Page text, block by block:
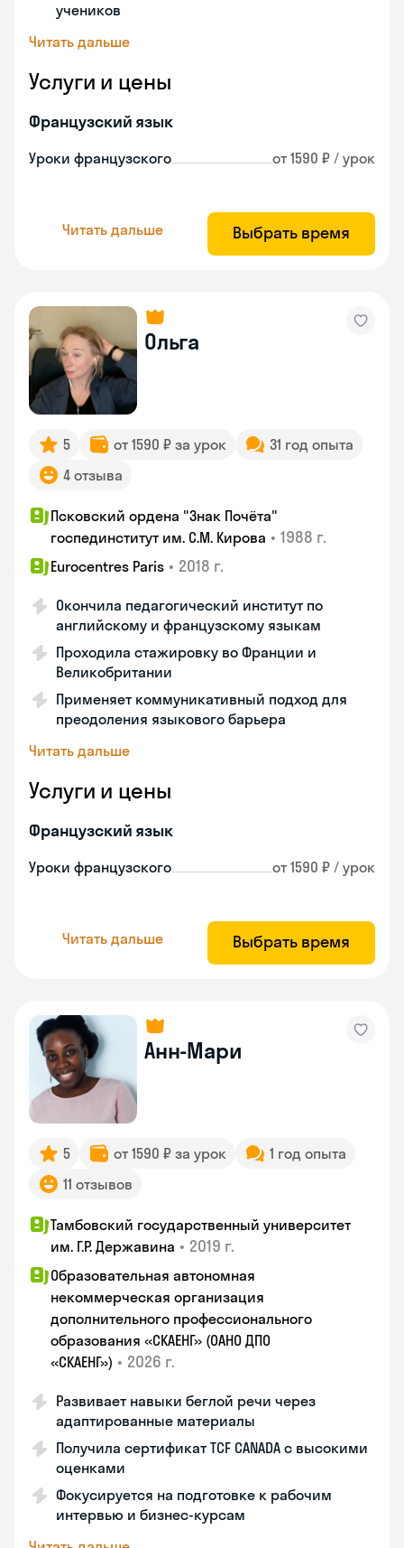
учеников
Читать дальше
Услуги и цены
Французский язык
Уроки французского от 1590 ₽ / урок
Читать дальше Выбрать время
Ольга
5 от 1590 ₽ за урок
31 год опыта
4 отзыва
Псковский ордена "Знак Почёта"
госпединститут им. С.М. Кирова • 1988 г.
Eurocentres Paris • 2018 г.
Окончила педагогический институт по
английскому и французскому языкам
Проходила стажировку во Франции и
Великобритании
Применяет коммуникативный подход для
преодоления языкового барьера
Читать дальше
Услуги и цены
Французский язык
Уроки французского от 1590 ₽ / урок
Читать дальше Выбрать время
Анн-Мари
5 от 1590 ₽ за урок
1 год опыта
11 отзывов
Тамбовский государственный университет
им. Г.Р. Державина • 2019 г.
Образовательная автономная
некоммерческая организация
дополнительного профессионального
образования «СКАЕНГ» (ОАНО ДПО
«СКАЕНГ») • 2026 г.
Развивает навыки беглой речи через
адаптированные материалы
Получила сертификат TCF CANADA с высокими
оценками
Фокусируется на подготовке к рабочим
интервью и бизнес-курсам